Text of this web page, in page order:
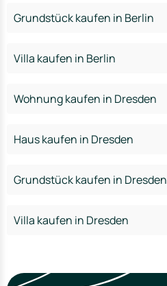
Grundstück kaufen in Berlin
Villa kaufen in Berlin
Wohnung kaufen in Dresden
Haus kaufen in Dresden
Grundstück kaufen in Dresden
Villa kaufen in Dresden